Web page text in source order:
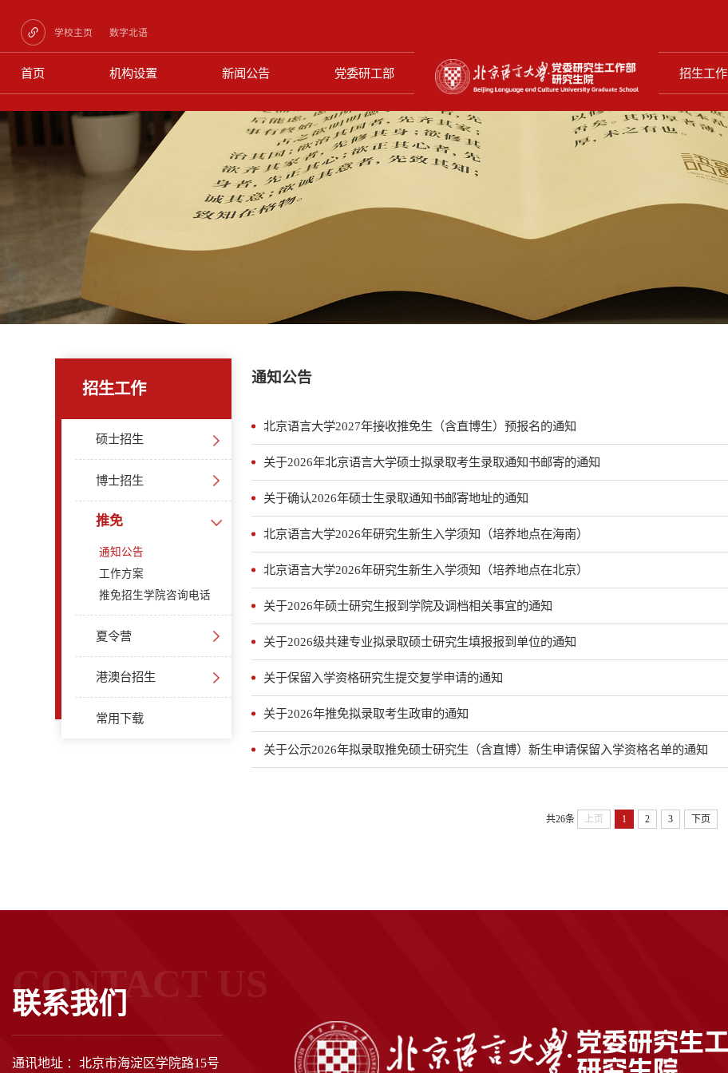
学校主页 数字北语
首页 机构设置 新闻公告 党委研工部 招生工作
招生工作
硕士招生
博士招生
推免
通知公告
工作方案
推免招生学院咨询电话
夏令营
港澳台招生
常用下载
通知公告
北京语言大学2027年接收推免生（含直博生）预报名的通知
关于2026年北京语言大学硕士拟录取考生录取通知书邮寄的通知
关于确认2026年硕士生录取通知书邮寄地址的通知
北京语言大学2026年研究生新生入学须知（培养地点在海南）
北京语言大学2026年研究生新生入学须知（培养地点在北京）
关于2026年硕士研究生报到学院及调档相关事宜的通知
关于2026级共建专业拟录取硕士研究生填报报到单位的通知
关于保留入学资格研究生提交复学申请的通知
关于2026年推免拟录取考生政审的通知
关于公示2026年拟录取推免硕士研究生（含直博）新生申请保留入学资格名单的通知
共26条 上页 1 2 3 下页
联系我们
CONTACT US
通讯地址 ：北京市海淀区学院路15号